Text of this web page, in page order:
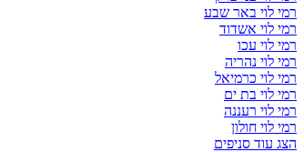
רמי לוי באר שבע
רמי לוי אשדוד
רמי לוי עכו
רמי לוי נהריה
רמי לוי כרמיאל
רמי לוי בת ים
רמי לוי רעננה
רמי לוי חולון
הצג עוד סניפים